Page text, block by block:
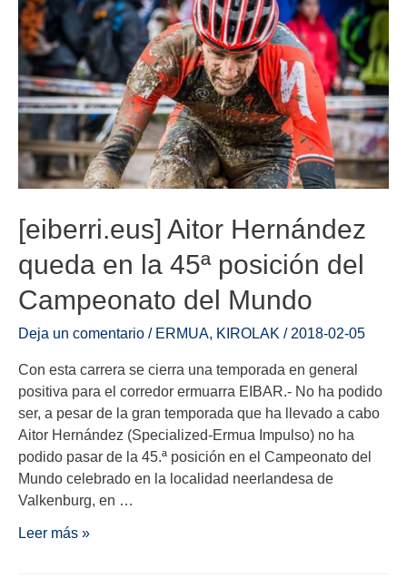
[eiberri.eus] Aitor Hernández
queda en la 45ª posición del
Campeonato del Mundo
Deja un comentario / ERMUA, KIROLAK / 2018-02-05
Con esta carrera se cierra una temporada en general
positiva para el corredor ermuarra EIBAR.- No ha podido
ser, a pesar de la gran temporada que ha llevado a cabo
Aitor Hernández (Specialized-Ermua Impulso) no ha
podido pasar de la 45.ª posición en el Campeonato del
Mundo celebrado en la localidad neerlandesa de
Valkenburg, en …
Leer más »